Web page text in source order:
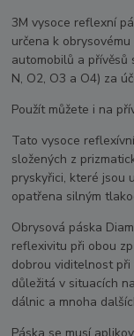
3M vysoce reflexní
určena k
automobilů a přívěsů
N, O2, O3 a O4) za
Použít můžete i na
Tato vysoce
složených z
pryskyřici, které jsou
opatřena silným
Obrysová páska
reflexivitu při obou
dobrou viditelnost
důležitá v situacích
dálnic a mnoha